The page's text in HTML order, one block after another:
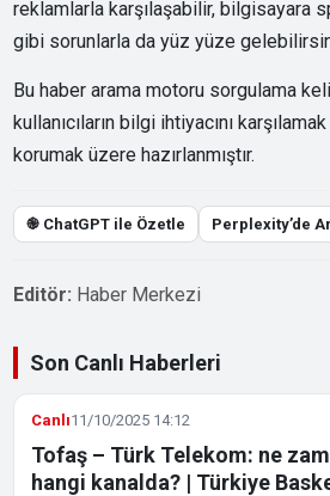
reklamlarla karşılaşabilir, bilgisayara
gibi sorunlarla da yüz yüze
Bu haber arama motoru sorgulama
kullanıcıların bilgi ihtiyacını
korumak üzere hazırlanmıştır.
֎ ChatGPT ile Özetle Perplexity’de
Editör: Haber Merkezi
Son Canlı Haberleri
Canlı11/10/2025 14:12
Tofaş – Türk Telekom: ne
hangi kanalda? | Türkiye